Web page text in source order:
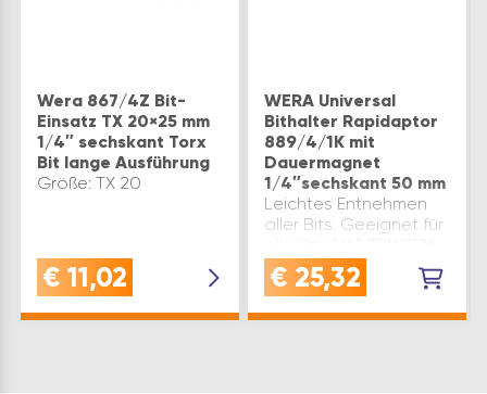
Wera 867/4Z Bit-
Einsatz TX 20×25 mm
1/4″ sechskant Torx
Bit lange Ausführung
Größe: TX 20
€ 11,02
WERA Universal
Bithalter Rapidaptor
889/4/1K mit
Dauermagnet
1/4″sechskant 50 mm
Leichtes Entnehmen
aller Bits. Geeignet für
C 6,3 + E 6,3). Abtrieb:
1/4″ sechskant Antrieb:
€ 25,32